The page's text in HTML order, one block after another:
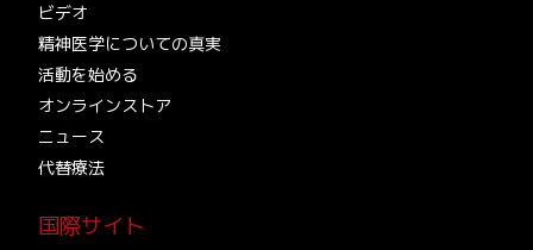
ビデオ
精神医学についての真実
活動を始める
オンラインストア
ニュース
代替療法
国際サイト